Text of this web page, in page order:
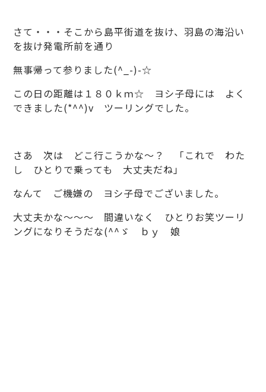
さて・・・そこから島平街道を抜け、羽島の海沿い
を抜け発電所前を通り
無事帰って参りました(^_-)-☆
この日の距離は１８０ｋｍ☆ ヨシ子母には よく
できました(*^^)v ツーリングでした。
さあ 次は どこ行こうかな～？ 「これで わた
し ひとりで乗っても 大丈夫だね」
なんて ご機嫌の ヨシ子母でございました。
大丈夫かな～～～ 間違いなく ひとりお笑ツーリ
ングになりそうだな(^^ゞ ｂｙ 娘